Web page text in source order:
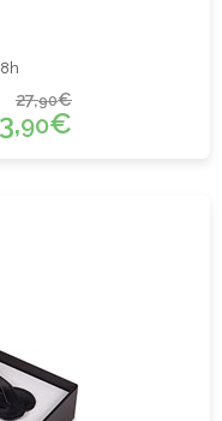
27,90€
90€